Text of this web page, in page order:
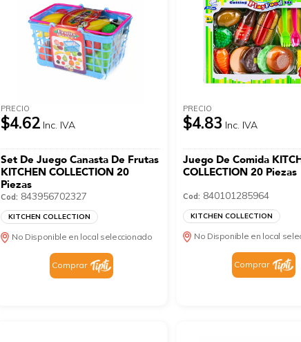
PRECIO
$4.62 Inc. IVA
Set De Juego Canasta De Frutas
KITCHEN COLLECTION 20
Piezas
Cod: 843956702327
KITCHEN COLLECTION
No Disponible en local seleccionado
Comprar
PRECIO
$4.83 Inc. IVA
Juego De Comida
COLLECTION 20 Piezas
Cod: 840101285964
KITCHEN COLLECTION
No Disponible en local
Comprar